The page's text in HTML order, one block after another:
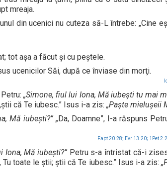
mreaja.
din ucenici nu cuteza să-L întrebe: „Cine
tot aşa a făcut şi cu peştele.
ucenicilor Săi, după ce înviase din morţi.
Petru:„Simone, fiul lui Iona, Mă iubeşti tu mai
că Te iubesc.” Isus i-a zis: „Paşte mieluşeii
Mă iubeşti?” „Da, Doamne”, I-a răspuns
Fapt 20.28; Evr 13.20; 1Pet
Iona, Mă iubeşti?” Petru s-a întristat că-i
Tu toate le ştii; ştii că Te iubesc.” Isus i-a zis: